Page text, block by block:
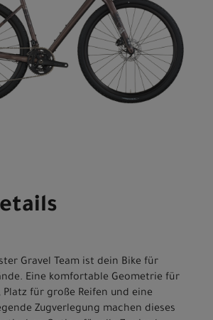
Gravel Team ist dein Bike für
Eine komfortable Geometrie für
Platz für große Reifen und eine
Zugverlegung machen dieses